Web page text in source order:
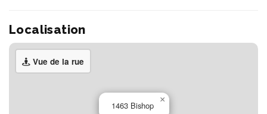
Localisation
Vue de la rue
1463 Bishop
×